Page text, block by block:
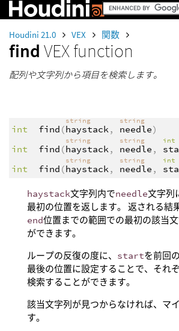
Houdini 21.0 VEX 関数
find VEX function
配列や文字列から項目を検索します。
int find (
string
haystack ,
string
needle)
int
find (
string
haystack ,
string
needle ,
int
int
find (
string
haystack,
string
needle ,
int
haystack文字列内でneedle文字列
最初の位置を返します。 返される結
end位置までの範囲での最初の該当
ができます。
ループの反復の度に、 startを前回
最後の位置に設定することで、それ
検索することができます。
該当文字列が見つからなければ、マ
す。